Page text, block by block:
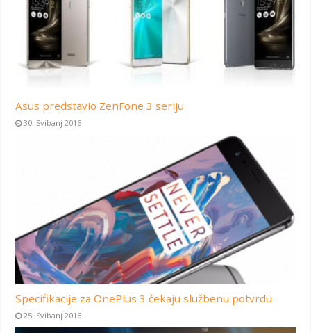
Asus predstavio ZenFone 3 seriju
30. Svibanj 2016
Specifikacije za OnePlus 3 čekaju službenu potvrdu
25. Svibanj 2016